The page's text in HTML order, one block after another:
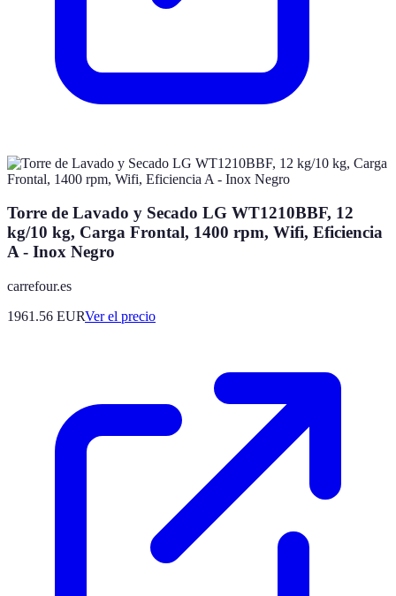
Torre de Lavado y Secado LG WT1210BBF, 12
kg/10 kg, Carga Frontal, 1400 rpm, Wifi, Eficiencia
A - Inox Negro
carrefour.es
1961.56 EURVer el precio